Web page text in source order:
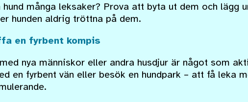
hund många leksaker? Prova att byta ut dem och lägg
hunden aldrig tröttna på dem.
en fyrbent kompis
nya människor eller andra husdjur är något som
en fyrbent vän eller besök en hundpark – att få leka